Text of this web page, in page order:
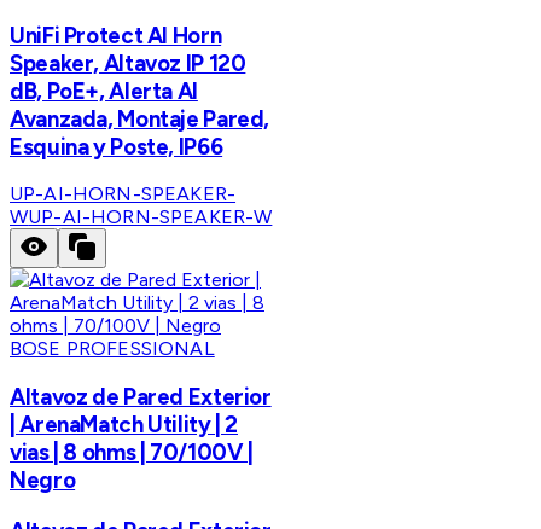
UniFi Protect AI Horn
Speaker, Altavoz IP 120
dB, PoE+, Alerta AI
Avanzada, Montaje Pared,
Esquina y Poste, IP66
UP-AI-HORN-SPEAKER-
WUP-AI-HORN-SPEAKER-W
BOSE PROFESSIONAL
Altavoz de Pared Exterior
| ArenaMatch Utility | 2
vias | 8 ohms | 70/100V |
Negro